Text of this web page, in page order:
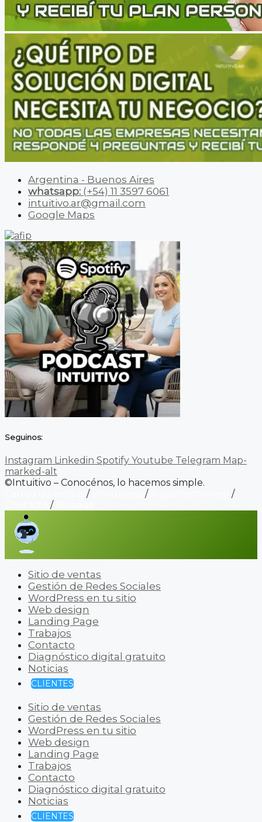
Argentina - Buenos Aires
whatsapp: (+54) 11 3597 6061
intuitivo.ar@gmail.com
Google Maps
Seguinos:
Instagram Linkedin Spotify Youtube Telegram Map-
marked-alt
©Intuitivo – Conocénos, lo hacemos simple.
/ /
/
/
Sitio de ventas
Gestión de Redes Sociales
WordPress en tu sitio
Web design
Landing Page
Trabajos
Contacto
Diagnóstico digital gratuito
Noticias
CLIENTES
Sitio de ventas
Gestión de Redes Sociales
WordPress en tu sitio
Web design
Landing Page
Trabajos
Contacto
Diagnóstico digital gratuito
Noticias
CLIENTES